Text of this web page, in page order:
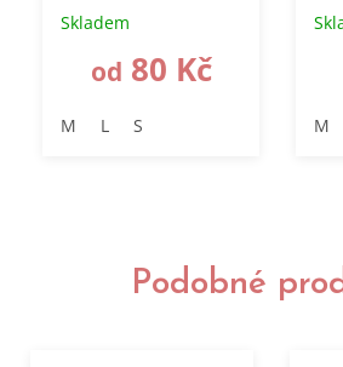
Skladem
od 80 Kč
M L S M
Podobné